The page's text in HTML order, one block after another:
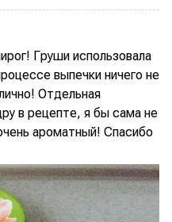
Груши использовала
выпечки ничего не
Отдельная
в рецепте, я бы сама не
ароматный! Спасибо